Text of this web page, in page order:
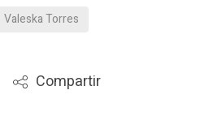
Valeska Torres
Compartir